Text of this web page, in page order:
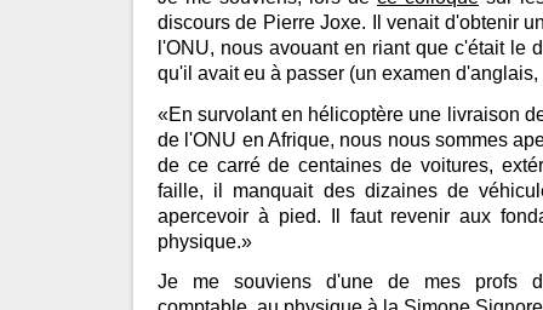
discours de Pierre Joxe. Il venait d'obtenir
l'ONU, nous avouant en riant que c'était le
qu'il avait eu à passer (un examen
«En survolant en hélicoptère une livraison
de l'ONU en Afrique, nous nous sommes
de ce carré de centaines de voitures,
faille, il manquait des dizaines de
apercevoir à pied. Il faut revenir aux
physique.»
Je me souviens d'une de mes profs